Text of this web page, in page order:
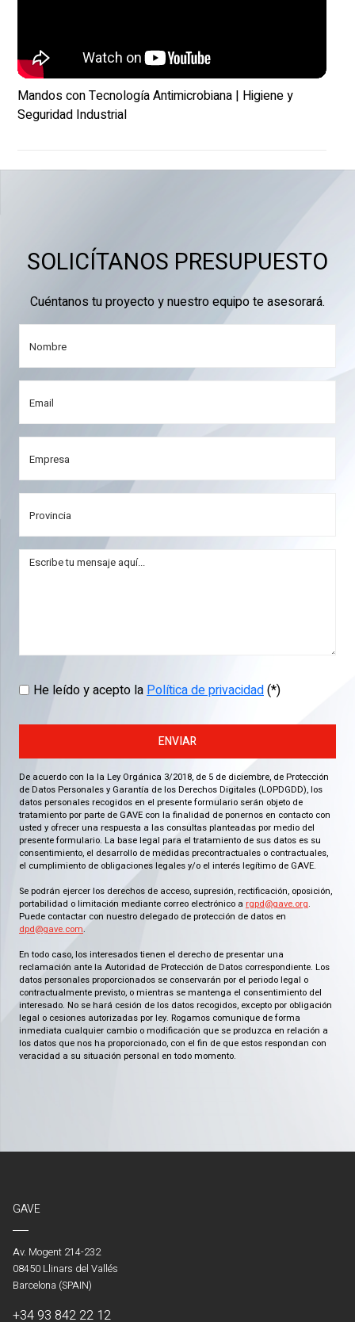
Mandos con Tecnología Antimicrobiana | Higiene y
Seguridad Industrial
SOLICÍTANOS PRESUPUESTO
Cuéntanos tu proyecto y nuestro equipo te asesorará.
He leído y acepto laPolítica de privacidad(*)
ENVIAR
De acuerdo con la la Ley Orgánica 3/2018, de 5 de diciembre, de Protección
de Datos Personales y Garantía de los Derechos Digitales (LOPDGDD), los
datos personales recogidos en el presente formulario serán objeto de
tratamiento por parte de GAVE con la finalidad de ponernos en contacto con
usted y ofrecer una respuesta a las consultas planteadas por medio del
presente formulario. La base legal para el tratamiento de sus datos es su
consentimiento, el desarrollo de medidas precontractuales o contractuales,
el cumplimiento de obligaciones legales y/o el interés legítimo de GAVE.
Se podrán ejercer los derechos de acceso, supresión, rectificación, oposición,
portabilidad o limitación mediante correo electrónico a rgpd@gave.org.
Puede contactar con nuestro delegado de protección de datos en
dpd@gave.com.
En todo caso, los interesados tienen el derecho de presentar una
reclamación ante la Autoridad de Protección de Datos correspondiente. Los
datos personales proporcionados se conservarán por el periodo legal o
contractualmente previsto, o mientras se mantenga el consentimiento del
interesado. No se hará cesión de los datos recogidos, excepto por obligación
legal o cesiones autorizadas por ley. Rogamos comunique de forma
inmediata cualquier cambio o modificación que se produzca en relación a
los datos que nos ha proporcionado, con el fin de que estos respondan con
veracidad a su situación personal en todo momento.
GAVE
Av. Mogent 214-232
08450 Llinars del Vallés
Barcelona (SPAIN)
+34 93 842 22 12